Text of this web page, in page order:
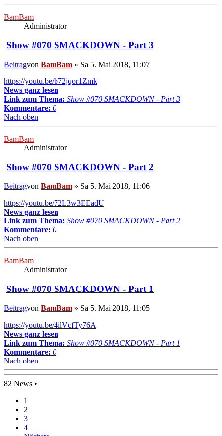
BamBam
Administrator
Show #070 SMACKDOWN - Part 3
Beitragvon BamBam » Sa 5. Mai 2018, 11:07
https://youtu.be/b72jqor1Zmk
News ganz lesen
Link zum Thema: Show #070 SMACKDOWN - Part 3
Kommentare: 0
Nach oben
BamBam
Administrator
Show #070 SMACKDOWN - Part 2
Beitragvon BamBam » Sa 5. Mai 2018, 11:06
https://youtu.be/72L3w3EEadU
News ganz lesen
Link zum Thema: Show #070 SMACKDOWN - Part 2
Kommentare: 0
Nach oben
BamBam
Administrator
Show #070 SMACKDOWN - Part 1
Beitragvon BamBam » Sa 5. Mai 2018, 11:05
https://youtu.be/4ilVcfTy76A
News ganz lesen
Link zum Thema: Show #070 SMACKDOWN - Part 1
Kommentare: 0
Nach oben
82 News •
1
2
3
4